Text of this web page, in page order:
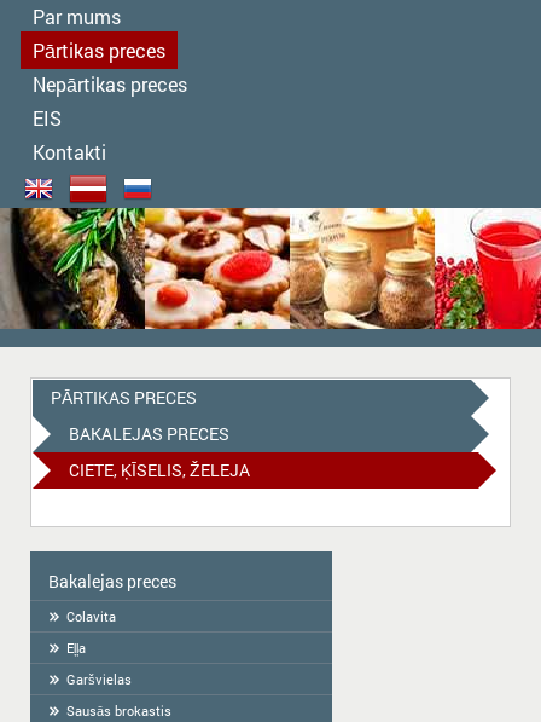
Par mums
Pārtikas preces
Nepārtikas preces
EIS
Kontakti
PĀRTIKAS PRECES
BAKALEJAS PRECES
CIETE, ĶĪSELIS, ŽELEJA
Bakalejas preces
Colavita
Eļļa
Garšvielas
Sausās brokastis